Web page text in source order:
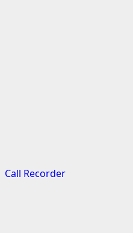
Call Recorder